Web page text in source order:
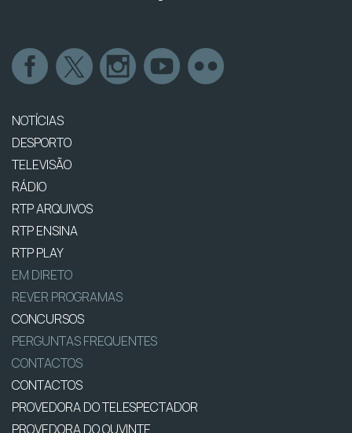
NOTÍCIAS
DESPORTO
TELEVISÃO
RÁDIO
RTP ARQUIVOS
RTP ENSINA
RTP PLAY
EM DIRETO
REVER PROGRAMAS
CONCURSOS
PERGUNTAS FREQUENTES
CONTACTOS
CONTACTOS
PROVEDORA DO TELESPECTADOR
PROVEDORA DO OUVINTE